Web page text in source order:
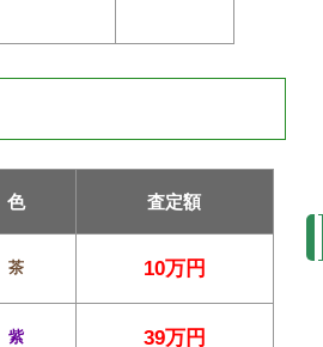
色 査定額
茶 10万円
紫 39万円